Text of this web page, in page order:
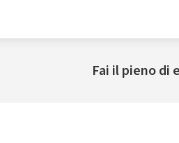
Fai il pieno di